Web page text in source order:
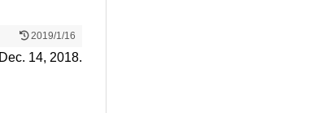
2019/1/16
14, 2018.